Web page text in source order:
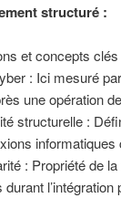
structuré :
et concepts clés
: Ici mesuré
une opération
structurelle :
: Propriété de
durant